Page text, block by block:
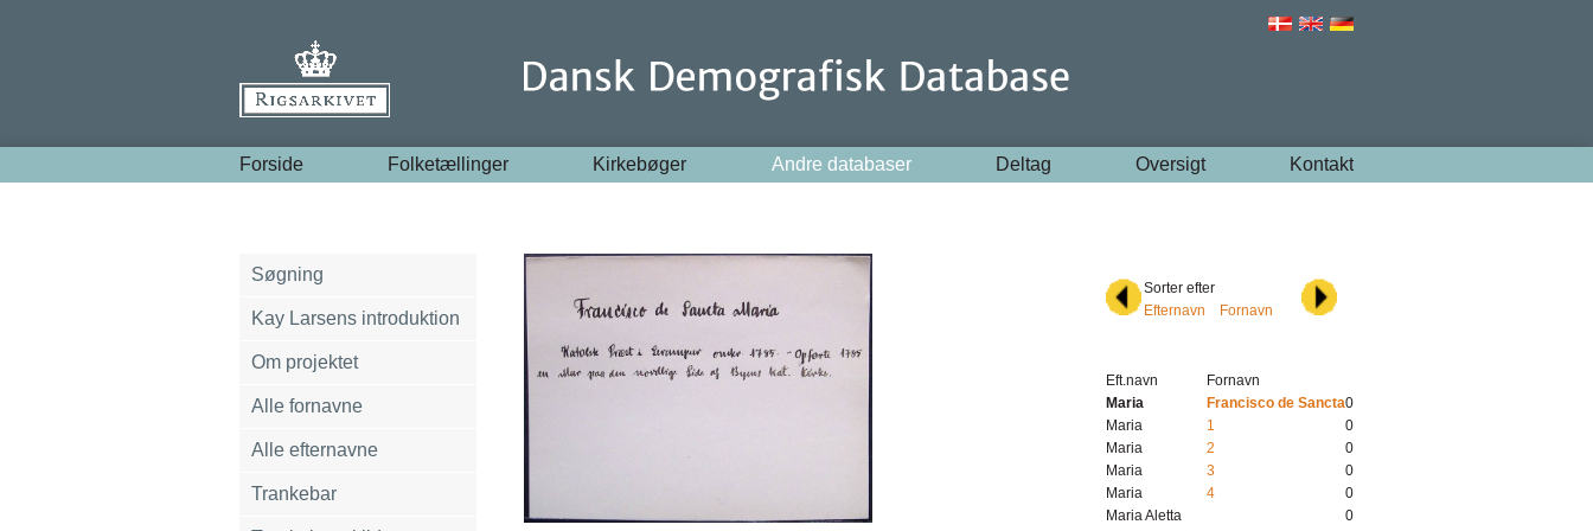
Forside Folketællinger Kirkebøger Andre databaser Deltag Oversigt Kontakt
Søgning
Kay Larsens introduktion
Om projektet
Alle fornavne
Alle efternavne
Trankebar
Sorter efter
Efternavn
Fornavn
Eft.navn
Fornavn
Maria
Francisco de Sancta0
Maria
1
0
Maria
2
0
Maria
3
0
Maria
4
0
Maria Aletta
0